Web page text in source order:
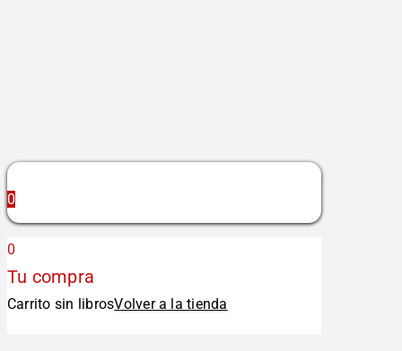
0
0
Tu compra
Carrito sin librosVolver a la tienda